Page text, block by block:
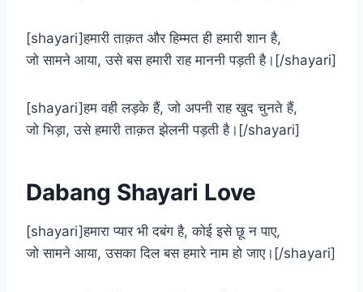
[shayari]हमारी ताक़त और हिम्मत ही हमारी शान है,
जो सामने आया, उसे बस हमारी राह माननी पड़ती है।[/shayari]
[shayari]हम वही लड़के हैं, जो अपनी राह खुद चुनते हैं,
जो भिड़ा, उसे हमारी ताक़त झेलनी पड़ती है।[/shayari]
Dabang Shayari Love
[shayari]हमारा प्यार भी दबंग है, कोई इसे छू न पाए,
जो सामने आया, उसका दिल बस हमारे नाम हो जाए।[/shayari]